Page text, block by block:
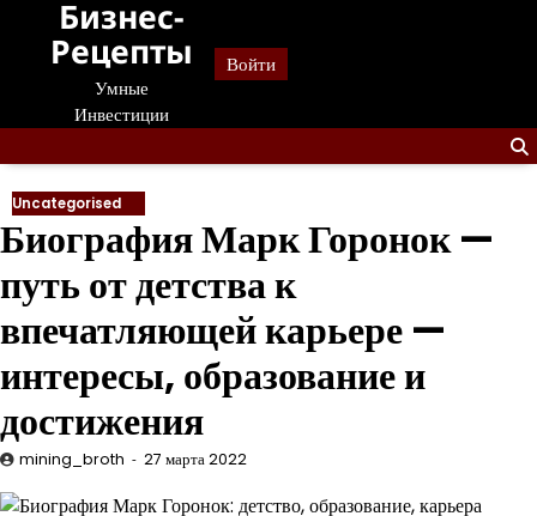
Перейти
содержанию
Бизнес-
Рецепты
Умные
Инвестиции
Войти
Uncategorised
Биография Марк Горонок —
путь от детства к
впечатляющей карьере —
интересы, образование и
достижения
mining_broth 27 марта 2022